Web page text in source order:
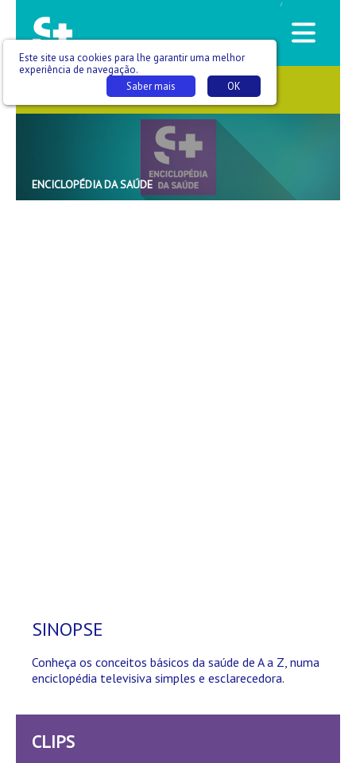
/
SAÚDE QUE SE VÊ
ENCICLOPÉDIA DA SAÚDE
SINOPSE
Conheça os conceitos básicos da saúde de A a Z, numa
enciclopédia televisiva simples e esclarecedora.
CLIPS
Este site usa cookies para lhe garantir uma melhor
experiência de navegação.
OK
Saber mais